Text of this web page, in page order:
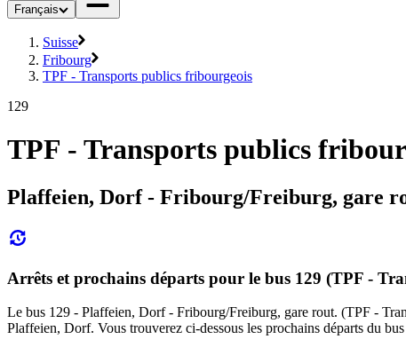
Français
Suisse
Fribourg
TPF - Transports publics fribourgeois
129
TPF - Transports publics
Plaffeien, Dorf - Fribourg/Freiburg, gare
Arrêts et prochains départs pour le bus 129 (TPF -
Le bus 129 - Plaffeien, Dorf - Fribourg/Freiburg, gare rout. (TPF -
Plaffeien, Dorf. Vous trouverez ci-dessous les prochains départs du